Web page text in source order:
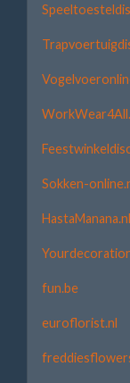
Sokken-
HastaManana.nl
fun.be
euroflorist.nl